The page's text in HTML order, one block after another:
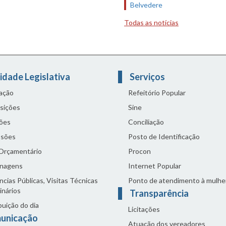
Belvedere
Todas as notícias
Legislativa
Públicas, Visitas Técnicas
do dia
Serviços
Refeitório Popular
Sine
Conciliação
Posto de Identificação
Procon
Internet Popular
Ponto de atendimento à
Transparência
Licitações
Atuação dos vereadores